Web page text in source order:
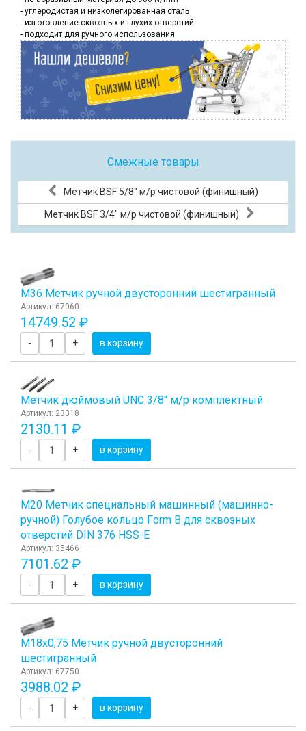
- углеродистая и низколегированная сталь
- изготовление сквозных и глухих отверстий
- подходит для ручного использования
Смежные товары
Метчик BSF 5/8" м/р чистовой (финишный)
Метчик BSF 3/4" м/р чистовой (финишный)
М36 Метчик ручной двусторонний шестигранный
Артикул: 67060
14749.52 ₽
- + в корзину
Метчик дюймовый UNC 3/8" м/р комплектный
Артикул: 23318
2130.11 ₽
- + в корзину
М20 Метчик специальный машинный (машинно-
ручной) Голубое кольцо Form B для сквозных
отверстий DIN 376 HSS-E
Артикул: 35466
7101.62 ₽
- + в корзину
М18х0,75 Метчик ручной двусторонний
шестигранный
Артикул: 67750
3988.02 ₽
- + в корзину